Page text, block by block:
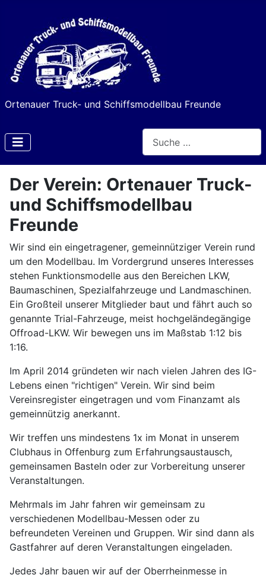
Ortenauer Truck- und Schiffsmodellbau Freunde
Type 2 or more characters
Der Verein: Ortenauer Truck-
und Schiffsmodellbau
Freunde
Wir sind ein eingetragener, gemeinnütziger Verein rund
um den Modellbau. Im Vordergrund unseres Interesses
stehen Funktionsmodelle aus den Bereichen LKW,
Baumaschinen, Spezialfahrzeuge und Landmaschinen.
Ein Großteil unserer Mitglieder baut und fährt auch so
genannte Trial-Fahrzeuge, meist hochgeländegängige
Offroad-LKW. Wir bewegen uns im Maßstab 1:12 bis
1:16.
Im April 2014 gründeten wir nach vielen Jahren des IG-
Lebens einen "richtigen" Verein. Wir sind beim
Vereinsregister eingetragen und vom Finanzamt als
gemeinnützig anerkannt.
Wir treffen uns mindestens 1x im Monat in unserem
Clubhaus in Offenburg zum Erfahrungsaustausch,
gemeinsamen Basteln oder zur Vorbereitung unserer
Veranstaltungen.
Mehrmals im Jahr fahren wir gemeinsam zu
verschiedenen Modellbau-Messen oder zu
befreundeten Vereinen und Gruppen. Wir sind dann als
Gastfahrer auf deren Veranstaltungen eingeladen.
Jedes Jahr bauen wir auf der Oberrheinmesse in